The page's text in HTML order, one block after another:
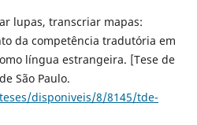
lupas, transcriar mapas:
da competência tradutória em
língua estrangeira. [Tese de
São Paulo.
disponiveis/8/8145/tde-